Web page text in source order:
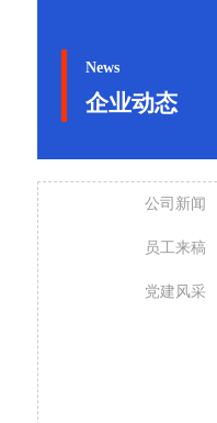
News
企业动态
公司新闻
员工来稿
党建风采